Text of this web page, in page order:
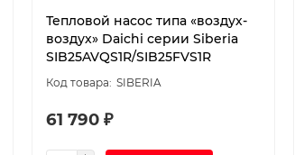
Тепловой насос типа «воздух-
воздух» Daichi серии Siberia
SIB25AVQS1R/SIB25FVS1R
SIBERIA
61 790 ₽